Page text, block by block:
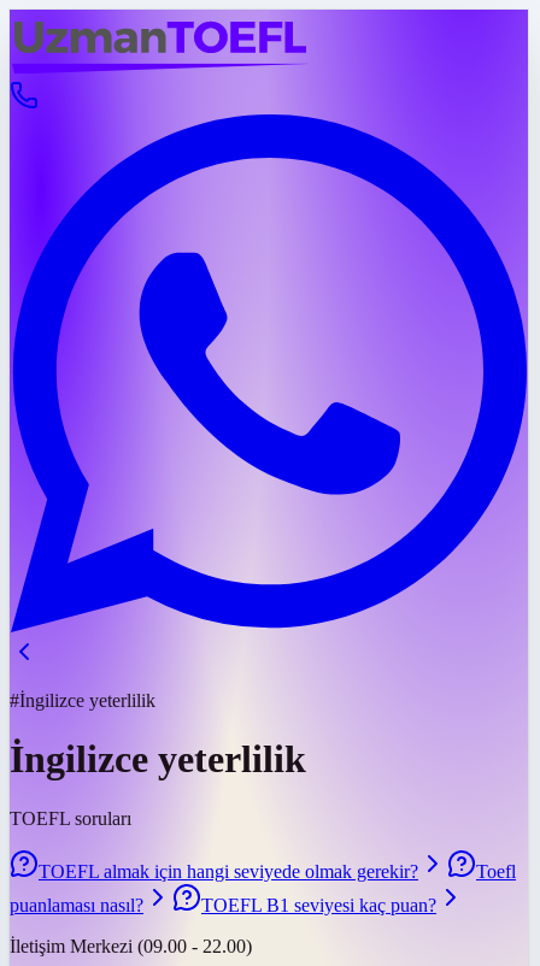
#İngilizce yeterlilik
İngilizce yeterlilik
TOEFL soruları
TOEFL almak için hangi seviyede olmak gerekir?
Toefl
puanlaması nasıl?
TOEFL B1 seviyesi kaç puan?
İletişim Merkezi (09.00 - 22.00)